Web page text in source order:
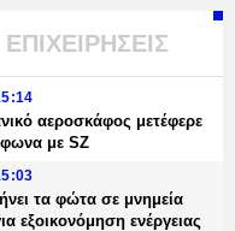
ΕΠΙΧΕΙΡΗΣΕΙΣ
αεροσκάφος μετέφερε
με SZ
τα φώτα σε μνημεία
εξοικονόμηση ενέργειας